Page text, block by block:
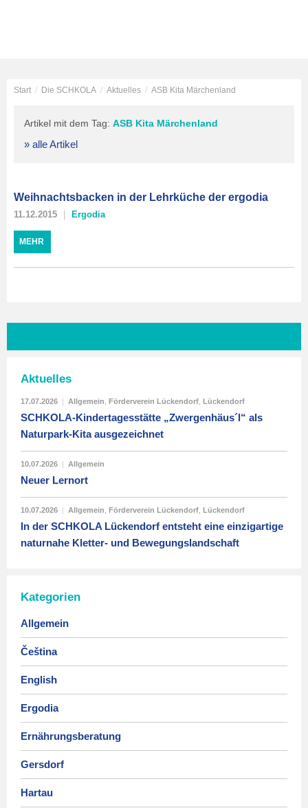
Start / Die SCHKOLA / Aktuelles / ASB Kita Märchenland
Artikel mit dem Tag: ASB Kita Märchenland
» alle Artikel
Weihnachtsbacken in der Lehrküche der ergodia
11.12.2015 Ergodia
MEHR
Aktuelles
17.07.2026 | Allgemein Förderverein Lückendorf Lückendorf
SCHKOLA-Kindertagesstätte „Zwergenhäus´l“ als
Naturpark-Kita ausgezeichnet
10.07.2026 | Allgemein
Neuer Lernort
10.07.2026 | Allgemein Förderverein Lückendorf Lückendorf
In der SCHKOLA Lückendorf entsteht eine einzigartige
naturnahe Kletter- und Bewegungslandschaft
Kategorien
Allgemein
Čeština
English
Ergodia
Ernährungsberatung
Gersdorf
Hartau